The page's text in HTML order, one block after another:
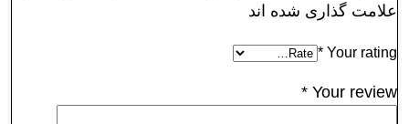
علامت گذاری شده اند
Your rating
*
Your review
*